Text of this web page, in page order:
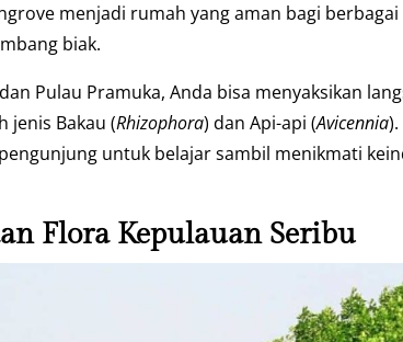
menjadi rumah yang aman bagi
biak.
Pulau Pramuka, Anda bisa menyaksikan
jenis Bakau (Rhizophora) dan Api-api (Avicennia
untuk belajar sambil menikmati
Flora Kepulauan Seribu